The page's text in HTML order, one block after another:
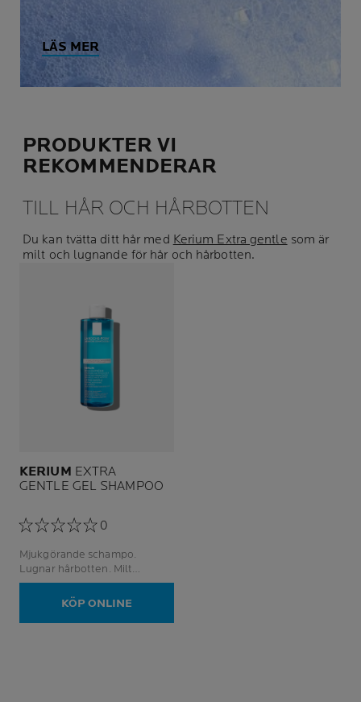
LÄS MER
PRODUKTER VI
REKOMMENDERAR
TILL HÅR OCH HÅRBOTTEN
Du kan tvätta ditt hår med Kerium Extra gentle som är
milt och lugnande för hår och hårbotten.
KERIUM EXTRA
GENTLE GEL SHAMPOO
0
Mjukgörande schampo.
Lugnar hårbotten. Milt
rengörande.
KÖP ONLINE